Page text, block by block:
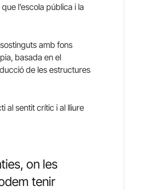
l’escola pública i la
amb fons
basada en el
de les estructures
al sentit crític i al lliure
on les
tenir